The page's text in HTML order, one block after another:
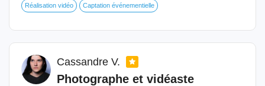
Réalisation vidéo Captation événementielle
Cassandre V.
Photographe et vidéaste